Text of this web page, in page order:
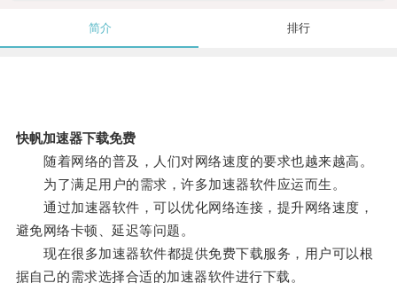
简介 排行
快帆加速器下载免费
随着网络的普及，人们对网络速度的要求也越来越高。
为了满足用户的需求，许多加速器软件应运而生。
通过加速器软件，可以优化网络连接，提升网络速度，
避免网络卡顿、延迟等问题。
现在很多加速器软件都提供免费下载服务，用户可以根
据自己的需求选择合适的加速器软件进行下载。